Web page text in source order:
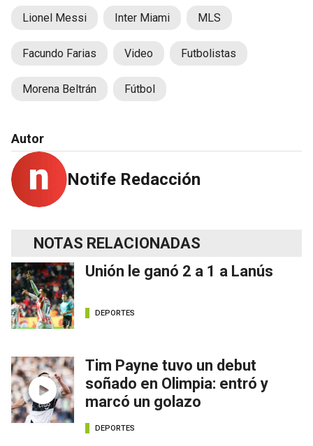
Lionel Messi Inter Miami MLS
Facundo Farias Video Futbolistas
Morena Beltrán Fútbol
Autor
Notife Redacción
NOTAS RELACIONADAS
Unión le ganó 2 a 1 a Lanús
DEPORTES
Tim Payne tuvo un debut
soñado en Olimpia: entró y
marcó un golazo
DEPORTES